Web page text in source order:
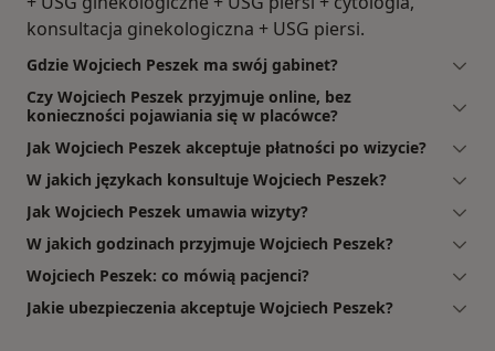
konsultacja ginekologiczna + USG piersi.
Gdzie Wojciech Peszek ma swój gabinet?
Czy Wojciech Peszek przyjmuje online, bez
konieczności pojawiania się w placówce?
Jak Wojciech Peszek akceptuje płatności po wizycie?
W jakich językach konsultuje Wojciech Peszek?
Jak Wojciech Peszek umawia wizyty?
W jakich godzinach przyjmuje Wojciech Peszek?
Wojciech Peszek: co mówią pacjenci?
Jakie ubezpieczenia akceptuje Wojciech Peszek?